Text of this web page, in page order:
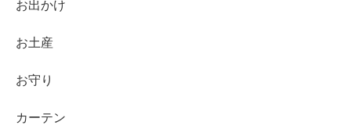
お出かけ
お土産
お守り
カーテン